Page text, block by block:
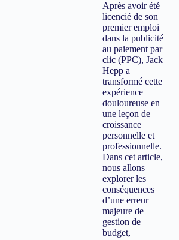
Après avoir été
licencié de son
premier emploi
dans la publicité
au paiement par
clic (PPC), Jack
Hepp a
transformé cette
expérience
douloureuse en
une leçon de
croissance
personnelle et
professionnelle.
Dans cet article,
nous allons
explorer les
conséquences
d’une erreur
majeure de
gestion de
budget,